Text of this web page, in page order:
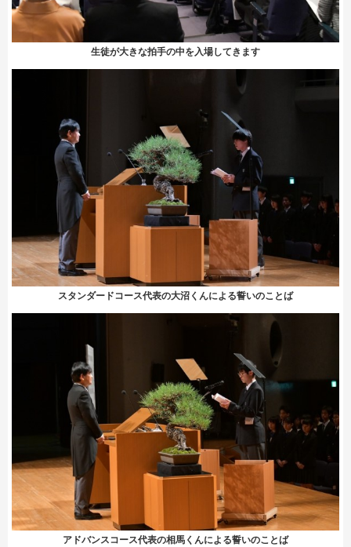
生徒が大きな拍手の中を入場してきます
スタンダードコース代表の大沼くんによる誓いのことば
アドバンスコース代表の相馬くんによる誓いのことば